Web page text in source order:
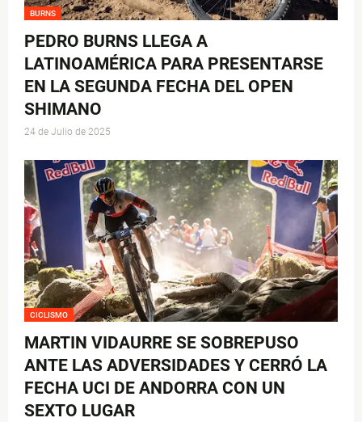
BURNS
PEDRO BURNS LLEGA A
LATINOAMÉRICA PARA PRESENTARSE
EN LA SEGUNDA FECHA DEL OPEN
SHIMANO
24 de Julio de 2025
CICLISMO
MARTIN VIDAURRE SE SOBREPUSO
ANTE LAS ADVERSIDADES Y CERRÓ LA
FECHA UCI DE ANDORRA CON UN
SEXTO LUGAR